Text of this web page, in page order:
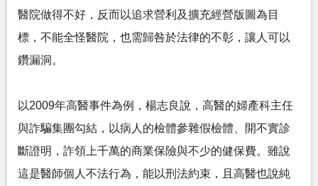
醫院做得不好，反而以追求營利及擴充經營版圖為目
標，不能全怪醫院，也需歸咎於法律的不彰，讓人可以
鑽漏洞。
以2009年高醫事件為例，楊志良說，高醫的婦產科主任
與詐騙集團勾結，以病人的檢體參雜假檢體、開不實診
斷證明，詐領上千萬的商業保險與不少的健保費。雖說
這是醫師個人不法行為，能以刑法約束，且高醫也說純